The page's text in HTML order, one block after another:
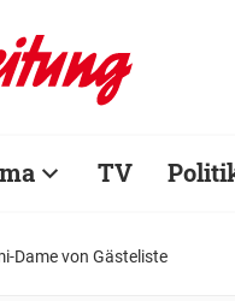
TV
Dame von Gästeliste